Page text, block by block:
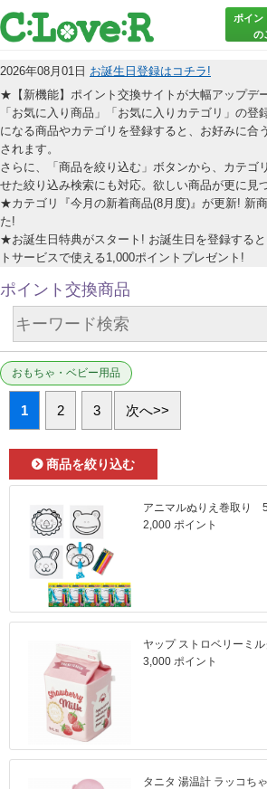
ポイン
の
2026年08月01日 お誕生日登録はコチラ!
★【新機能】ポイント交換サイトが大幅アップデ
「お気に入り商品」「お気に入りカテゴリ」の登
になる商品やカテゴリを登録すると、お好みに合
されます。
さらに、「商品を絞り込む」ボタンから、カテゴ
せた絞り込み検索にも対応。欲しい商品が更に見
★カテゴリ『今月の新着商品(8月度)』が更新! 新
た!
★お誕生日特典がスタート! お誕生日を登録する
トサービスで使える1,000ポイントプレゼント!
ポイント交換商品
おもちゃ・ベビー用品
1 2 3 次へ>>
商品を絞り込む
アニマルぬりえ巻取り
2,000 ポイント
ヤップ ストロベリーミ
3,000 ポイント
タニタ 湯温計 ラッコち